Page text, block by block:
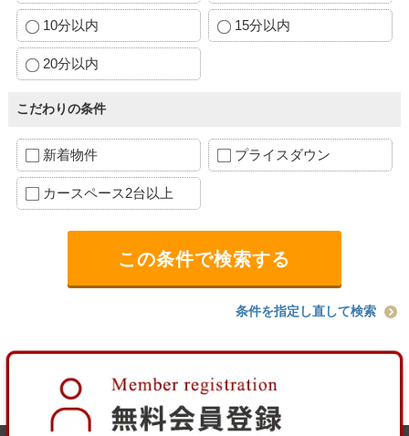
10分以内 15分以内
20分以内
こだわりの条件
新着物件 プライスダウン
カースペース2台以上
条件を指定し直して検索